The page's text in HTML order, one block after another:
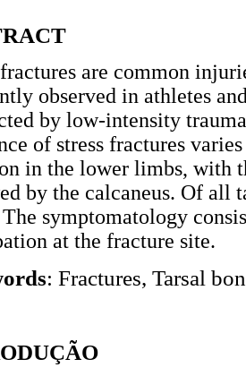
are common
observed in athletes
by low-intensity
of stress fractures
in the lower limbs, with
by the calcaneus. Of all
symptomatology
at the fracture site.
: Fractures, Tarsal